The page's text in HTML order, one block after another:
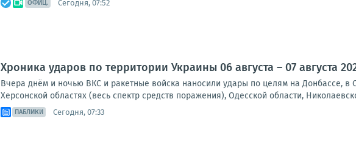
ОФИЦ. Сегодня, 07:52
Хроника ударов по территории Украины 06 августа – 07 августа
Вчера днём и ночью ВКС и ракетные войска наносили удары по целям на Донбассе, в
Херсонской областях (весь спектр средств поражения), Одесской области,
ПАБЛИКИ Сегодня, 07:33